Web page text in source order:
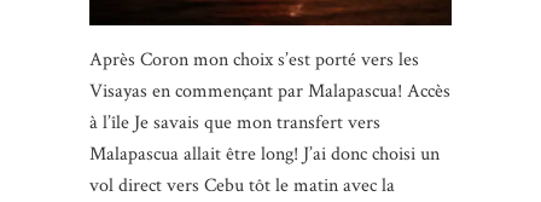
Après Coron mon choix s’est porté vers les
Visayas en commençant par Malapascua! Accès
à l’île Je savais que mon transfert vers
Malapascua allait être long! J’ai donc choisi un
vol direct vers Cebu tôt le matin avec la